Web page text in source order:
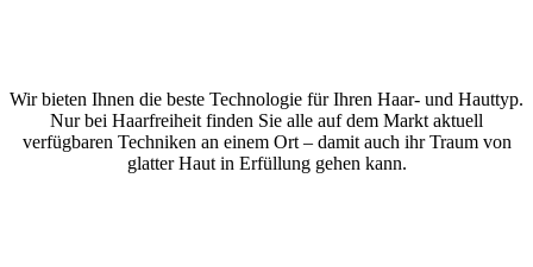
Wir bieten Ihnen die beste Technologie für Ihren Haar- und Hauttyp.
Nur bei Haarfreiheit finden Sie alle auf dem Markt aktuell
verfügbaren Techniken an einem Ort – damit auch ihr Traum von
glatter Haut in Erfüllung gehen kann.